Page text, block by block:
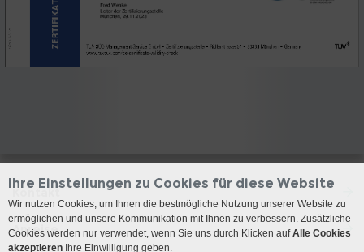
Kontakt
Anreise
Ihre Einstellungen zu Cookies für diese Website
Wir nutzen Cookies, um Ihnen die bestmögliche Nutzung unserer Website zu
ermöglichen und unsere Kommunikation mit Ihnen zu verbessern. Zusätzliche
Cookies werden nur verwendet, wenn Sie uns durch Klicken aufAlle Cookies
akzeptieren Ihre Einwilligung geben.